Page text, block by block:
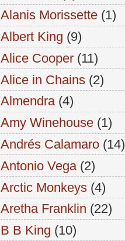
Alanis Morissette (1)
Albert King (9)
Alice Cooper (11)
Alice in Chains (2)
Almendra (4)
Amy Winehouse (1)
Andrés Calamaro (14)
Antonio Vega (2)
Arctic Monkeys (4)
Aretha Franklin (22)
B B King (10)